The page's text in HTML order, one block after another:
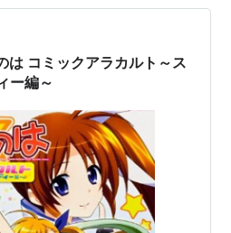
眠れない/茶のみ童子おまけ☆プ
4コマ つかもとたかし カラ
は コミックアラカルト～ス
ー編～